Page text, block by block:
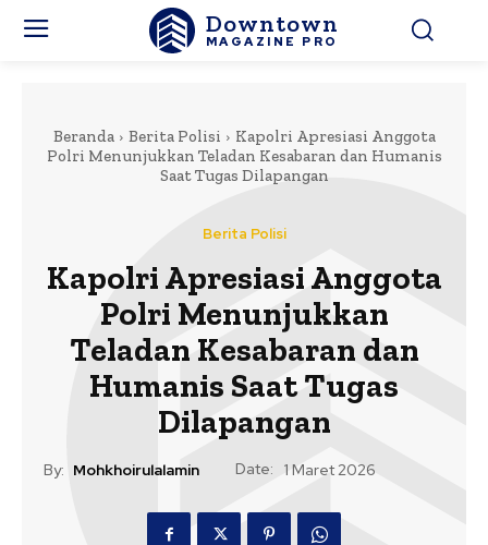
Downtown
MAGAZINE PRO
Beranda Berita Polisi
Kapolri Apresiasi Anggota
Polri Menunjukkan Teladan Kesabaran dan Humanis
Saat Tugas Dilapangan
Berita Polisi
Kapolri Apresiasi Anggota
Polri Menunjukkan
Teladan Kesabaran dan
Humanis Saat Tugas
Dilapangan
By: Mohkhoirulalamin Date: 1 Maret 2026